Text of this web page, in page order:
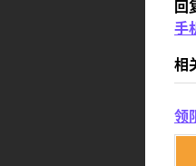
回
手
相
领